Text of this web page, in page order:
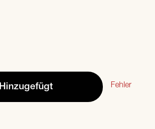
Hinzugefügt Fehler